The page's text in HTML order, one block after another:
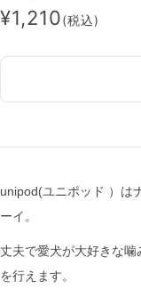
¥1,210(税込)
unipod(ユニポッド ）は
ーイ。
丈夫で愛犬が大好きな
を行えます。